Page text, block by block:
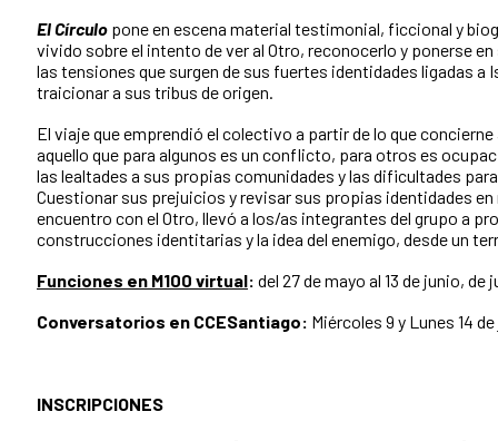
El Círculo pone en escena material testimonial, ficcional y
vivido sobre el intento de ver al Otro, reconocerlo y ponerse
las tensiones que surgen de sus fuertes identidades ligadas a
traicionar a sus tribus de origen.
El viaje que emprendió el colectivo a partir de lo que
aquello que para algunos es un conflicto, para otros es
las lealtades a sus propias comunidades y las dificultades
Cuestionar sus prejuicios y revisar sus propias identidades
encuentro con el Otro, llevó a los/as integrantes del grupo a
construcciones identitarias y la idea del enemigo, desde un
Funciones en M100 virtual: del 27 de mayo al 13 de junio,
Conversatorios en CCESantiago: Miércoles 9 y Lunes 14
INSCRIPCIONES